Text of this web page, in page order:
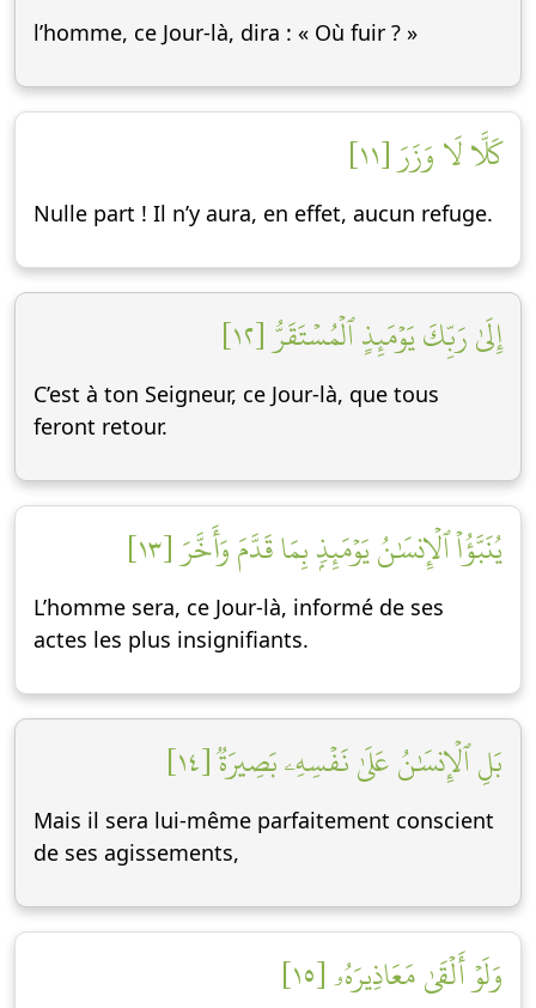
l’homme, ce Jour-là, dira : « Où fuir ? »
كَلَّا لَا وَزَرَ [١١]
Nulle part ! Il n’y aura, en effet, aucun refuge.
إِلَىٰ رَبِّكَ يَوۡمَئِذٍ ٱلۡمُسۡتَقَرُّ [١٢]
C’est à ton Seigneur, ce Jour-là, que tous
feront retour.
يُنَبَّؤُاْ ٱلۡإِنسَٰنُ يَوۡمَئِذِۭ بِمَا قَدَّمَ وَأَخَّرَ [١٣]
L’homme sera, ce Jour-là, informé de ses
actes les plus insignifiants.
بَلِ ٱلۡإِنسَٰنُ عَلَىٰ نَفۡسِهِۦ بَصِيرَةٞ [١٤]
Mais il sera lui-même parfaitement conscient
de ses agissements,
وَلَوۡ أَلۡقَىٰ مَعَاذِيرَهُۥ [١٥]